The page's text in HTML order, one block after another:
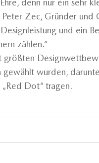
denn nur ein sehr
Zec, Gründer und
und ein
zählen.“
größten
gewählt wurden,
Dot“ tragen.